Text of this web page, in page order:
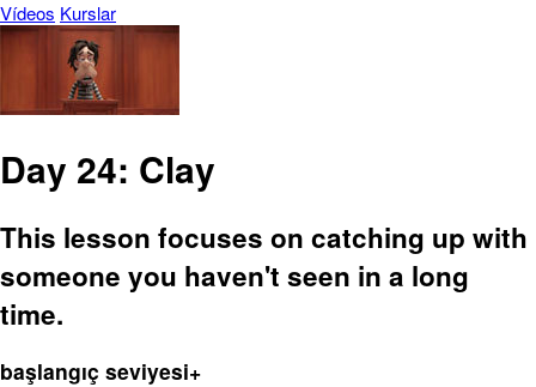
Vídeos Kurslar
Day 24: Clay
This lesson focuses on catching up with
someone you haven't seen in a long
time.
başlangıç seviyesi+